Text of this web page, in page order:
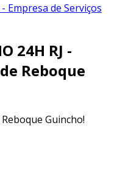
24H RJ -
Reboque
Guincho!